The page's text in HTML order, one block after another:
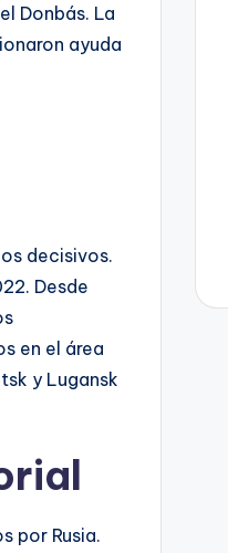
Donbás. La
ayuda
decisivos.
Desde
en el área
y Lugansk
por Rusia.